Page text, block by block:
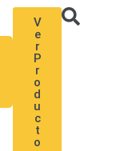
V
e
r
P
r
o
d
u
c
t
o